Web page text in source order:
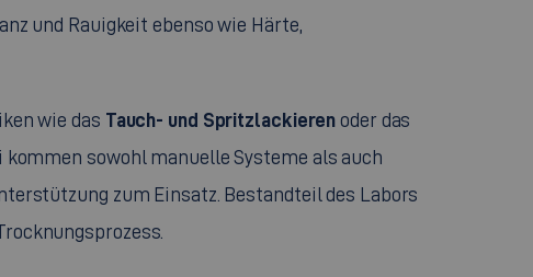
und Rauigkeit ebenso wie Härte,
wie das Tauch- und Spritzlackieren oder das
sowohl manuelle Systeme als auch
zum Einsatz. Bestandteil des Labors